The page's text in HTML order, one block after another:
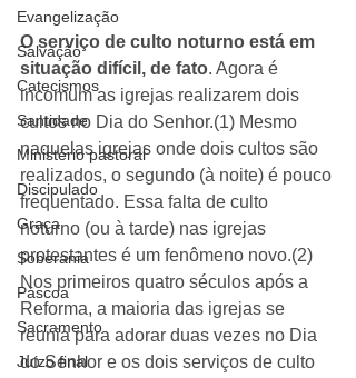
Evangelização
Salvação
Catecismos
Santidade
Ministério pastoral
Discipulado
Graça
Soberania
Páscoa
Sacramento
Juízo final
O serviço de culto noturno está em
situação difícil, de fato. Agora é
incomum as igrejas realizarem dois
cultos no Dia do Senhor.(1) Mesmo
naquelas igrejas onde dois cultos são
realizados, o segundo (à noite) é pouco
frequentado. Essa falta de culto
noturno (ou à tarde) nas igrejas
protestantes é um fenômeno novo.(2)
Nos primeiros quatro séculos após a
Reforma, a maioria das igrejas se
reunia para adorar duas vezes no Dia
do Senhor e os dois serviços de culto